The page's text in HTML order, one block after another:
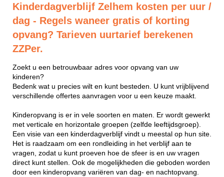
Kinderdagverblijf Zelhem kosten per uur /
dag - Regels waneer gratis of korting
opvang? Tarieven uurtarief berekenen
ZZPer.
Zoekt u een betrouwbaar adres voor opvang van uw
kinderen?
Bedenk wat u precies wilt en kunt besteden. U kunt vrijblijvend
verschillende offertes aanvragen voor u een keuze maakt.
Kinderopvang is er in vele soorten en maten. Er wordt gewerkt
met verticale en horizontale groepen (zelfde leeftijdsgroep).
Een visie van een kinderdagverblijf vindt u meestal op hun site.
Het is raadzaam om een rondleiding in het verblijf aan te
vragen, zodat u kunt proeven hoe de sfeer is en uw vragen
direct kunt stellen. Ook de mogelijkheden die geboden worden
door een kinderopvang variëren van dag- en nachtopvang.